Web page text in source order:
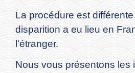
La procédure est
disparition a eu lieu en
l'étranger.
Nous vous présentons les